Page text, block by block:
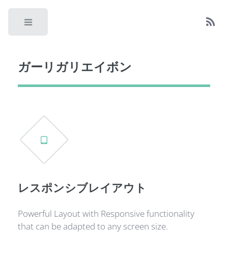
ガーリガリエイボン
レスポンシブレイアウト
Powerful Layout with Responsive functionality
that can be adapted to any screen size.